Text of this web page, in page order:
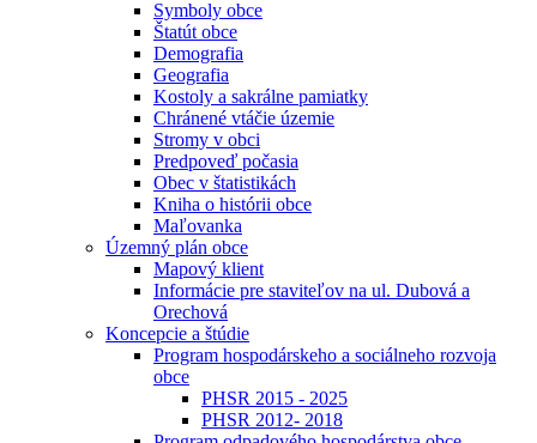
Symboly obce
Štatút obce
Demografia
Geografia
Kostoly a sakrálne pamiatky
Chránené vtáčie územie
Stromy v obci
Predpoveď počasia
Obec v štatistikách
Kniha o histórii obce
Maľovanka
Územný plán obce
Mapový klient
Informácie pre staviteľov na ul. Dubová a
Orechová
Koncepcie a štúdie
Program hospodárskeho a sociálneho rozvoja
obce
PHSR 2015 - 2025
PHSR 2012- 2018